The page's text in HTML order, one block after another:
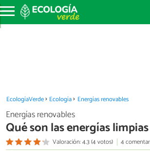
EcologíaVerde Ecología Energías renovables
Energías renovables
Qué son las energías
Valoración: 4.3 (4 votos)
4